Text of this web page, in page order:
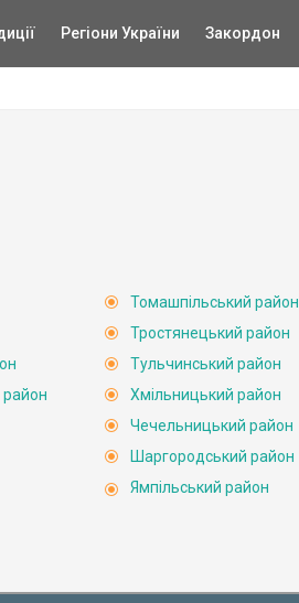
Регіони України Закордон
Томашпільський район
Тростянецький район
Тульчинський район
Хмільницький район
Чечельницький район
Шаргородський район
Ямпільський район